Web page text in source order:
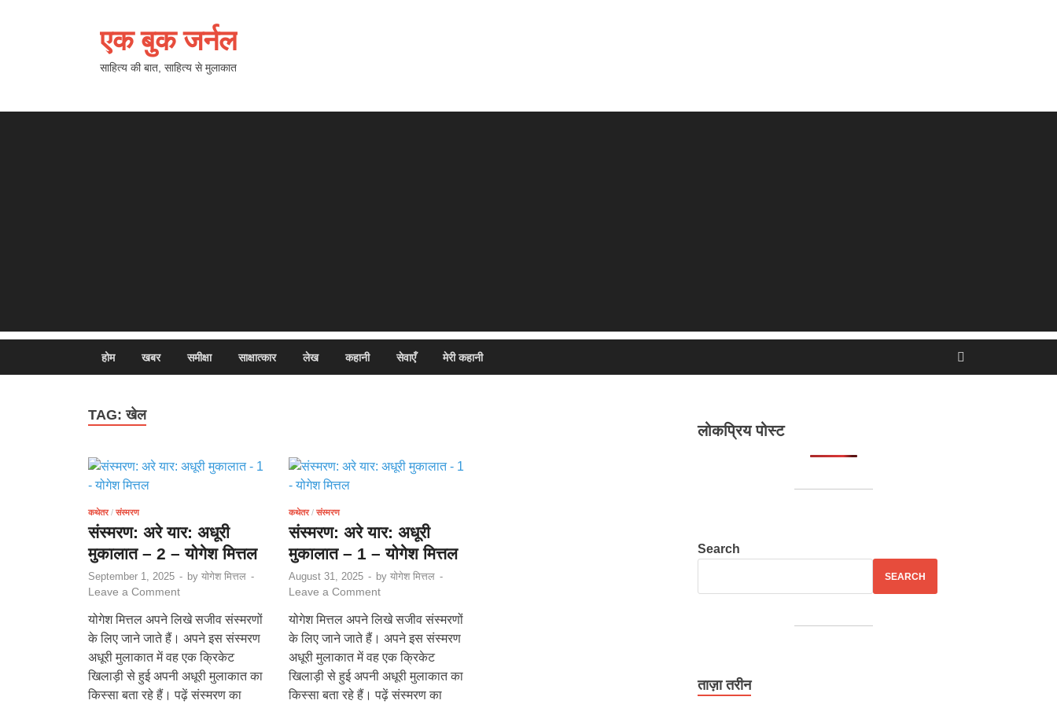
एक बुक जर्नल
साहित्य की बात, साहित्य से मुलाकात
होम खबर समीक्षा साक्षात्कार लेख कहानी सेवाएँ मेरी कहानी
TAG:खेल
कथेतर/ संस्मरण
संस्मरण: अरे यार: अधूरी
मुकालात – 2 – योगेश मित्तल
September 1, 2025 - by योगेश मित्तल -
Leave a Comment
योगेश मित्तल अपने लिखे सजीव संस्मरणों
के लिए जाने जाते हैं। अपने इस संस्मरण
अधूरी मुलाकात में वह एक क्रिकेट
खिलाड़ी से हुई अपनी अधूरी मुलाकात का
किस्सा बता रहे हैं। पढ़ें संस्मरण का
कथेतर/ संस्मरण
संस्मरण: अरे यार: अधूरी
मुकालात – 1 – योगेश मित्तल
August 31, 2025 - by योगेश मित्तल -
Leave a Comment
योगेश मित्तल अपने लिखे सजीव संस्मरणों
के लिए जाने जाते हैं। अपने इस संस्मरण
अधूरी मुलाकात में वह एक क्रिकेट
खिलाड़ी से हुई अपनी अधूरी मुलाकात का
किस्सा बता रहे हैं। पढ़ें संस्मरण का
लोकप्रिय पोस्ट
Search
SEARCH
ताज़ा तरीन